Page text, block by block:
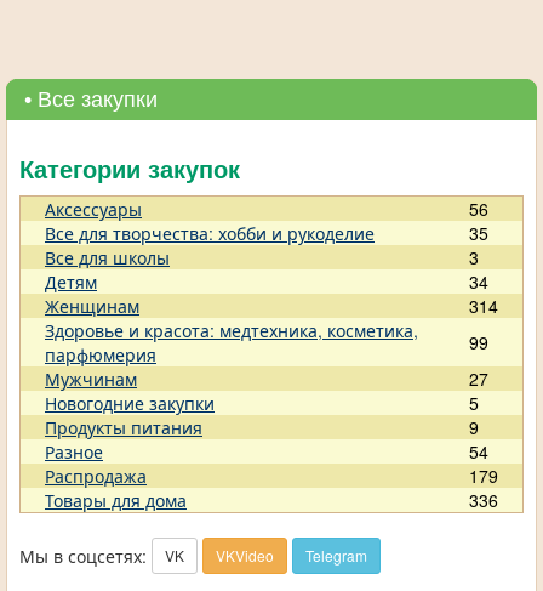
• Все закупки
Категории закупок
Аксессуары
56
Все для творчества: хобби и рукоделие
35
Все для школы
3
Детям
34
Женщинам
314
Здоровье и красота: медтехника, косметика,
парфюмерия
99
Мужчинам
27
Новогодние закупки
5
Продукты питания
9
Разное
54
Распродажа
179
Товары для дома
336
Мы в соцсетях: VK VKVideo Telegram